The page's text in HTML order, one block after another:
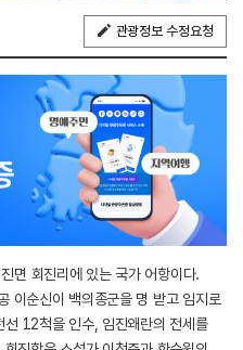
관광정보 수정요청
면 회진리에 있는 국가 어항이다.
이순신이 백의종군을 명 받고 임지로
12척을 인수, 임진왜란의 전세를